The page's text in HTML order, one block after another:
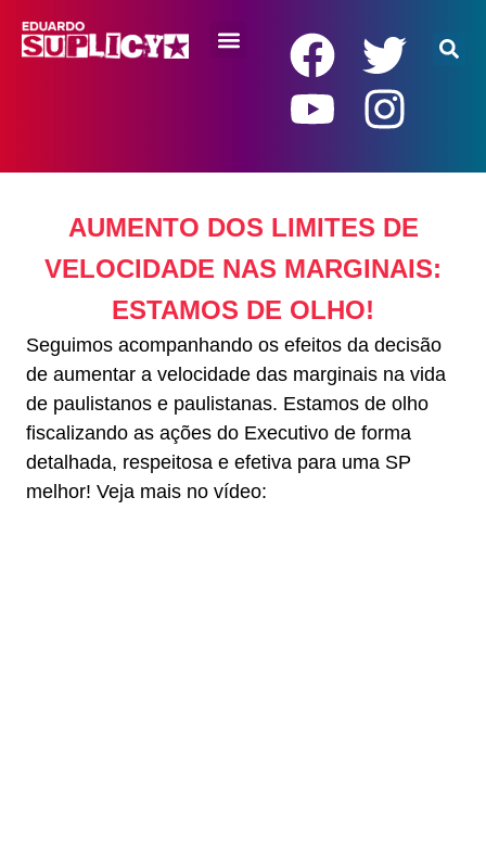
AUMENTO DOS LIMITES DE
VELOCIDADE NAS MARGINAIS:
ESTAMOS DE OLHO!
Seguimos acompanhando os efeitos da decisão
de aumentar a velocidade das marginais na vida
de paulistanos e paulistanas. Estamos de olho
fiscalizando as ações do Executivo de forma
detalhada, respeitosa e efetiva para uma SP
melhor! Veja mais no vídeo: